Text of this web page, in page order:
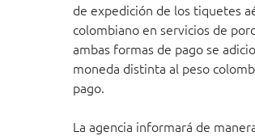
de expedición de los tiquetes
colombiano en servicios de
ambas formas de pago se
moneda distinta al peso
pago.
La agencia informará de